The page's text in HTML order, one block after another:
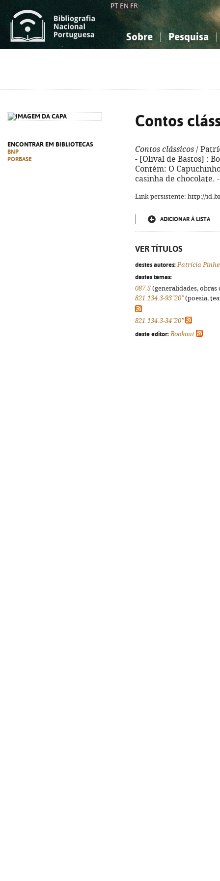
PT EN FR
Sobre Pesquisa
ENCONTRAR EM BIBLIOTECAS
BNP
PORBASE
Contos
Contos clássicos /
- [Olival de Bastos] :
Contém: O
casinha de chocolate.
Link persistente: http://
ADICIONAR À LISTA
VER TÍTULOS
destes autores: Patrícia
destes temas:
087.5 (generalidades,
821.134.3-93"20"(poesia,
821.134.3-34"20"
deste editor: Bookout